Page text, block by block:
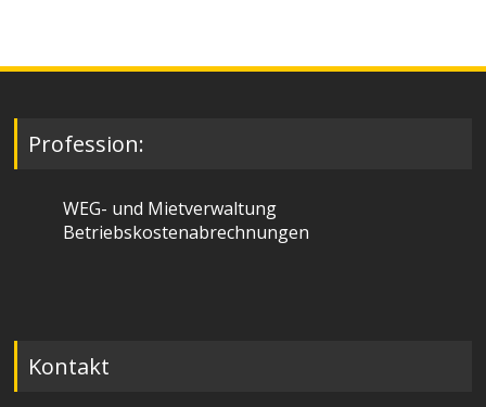
Profession:
WEG- und Mietverwaltung
Betriebskostenabrechnungen
Kontakt